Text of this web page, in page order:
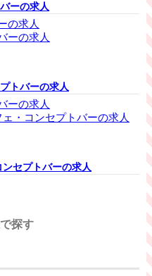
ーの求人
の求人
ーの求人
トバーの求人
ーの求人
・コンセプトバーの求人
セプトバーの求人
探す